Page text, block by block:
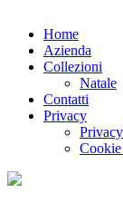
Home
Azienda
Collezioni
Natale
Contatti
Privacy